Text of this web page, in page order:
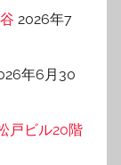
2026年7
年6月30
戸ビル20階